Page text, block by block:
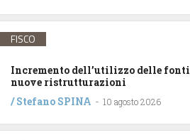
FISCO
Incremento dell’utilizzo delle
nuove ristrutturazioni
/Stefano SPINA - 10 agosto 2026